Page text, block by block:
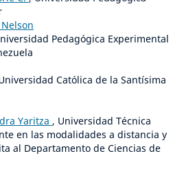
Pedagógica Experimental
Católica de la Santísima
Yaritza , Universidad Técnica
en las modalidades a distancia y
al Departamento de Ciencias de